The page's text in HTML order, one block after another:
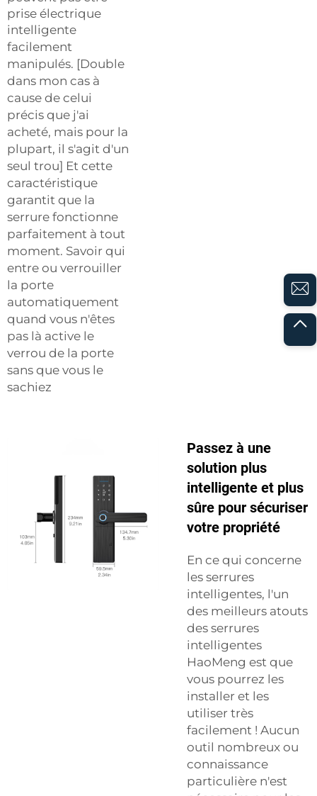
prise électrique
intelligente
facilement
manipulés. [Double
dans mon cas à
cause de celui
précis que j'ai
acheté, mais pour la
plupart, il s'agit d'un
seul trou] Et cette
caractéristique
garantit que la
serrure fonctionne
parfaitement à tout
moment. Savoir qui
entre ou verrouiller
la porte
automatiquement
quand vous n'êtes
pas là active le
verrou de la porte
sans que vous le
sachiez
Passez à une
solution plus
intelligente et plus
sûre pour sécuriser
votre propriété
En ce qui concerne
les serrures
intelligentes, l'un
des meilleurs atouts
des serrures
intelligentes
HaoMeng est que
vous pourrez les
installer et les
utiliser très
facilement ! Aucun
outil nombreux ou
connaissance
particulière n'est